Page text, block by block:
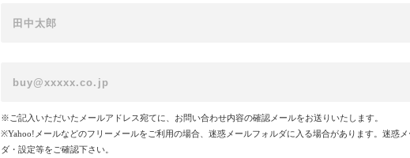
※ご記入いただいたメールアドレス宛てに、お問い合わせ内容の確認メールをお送りいたします。
※Yahoo!メールなどのフリーメールをご利用の場合、迷惑メールフォルダに入る場合があります。迷惑
ダ・設定等をご確認下さい。